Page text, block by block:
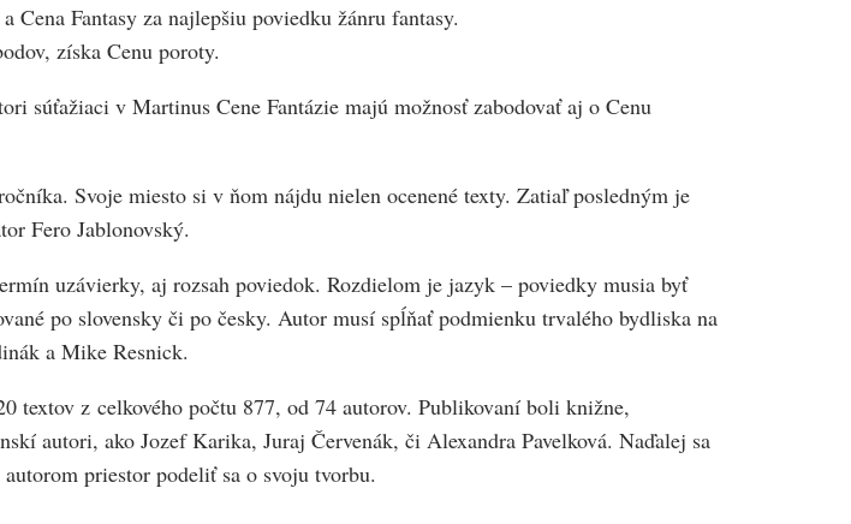
Fantasy za najlepšiu poviedku žánru fantasy.
získa Cenu poroty.
súťažiaci v Martinus Cene Fantázie majú možnosť zabodovať aj o Cenu
Svoje miesto si v ňom nájdu nielen ocenené texty. Zatiaľ posledným je
Fero Jablonovský.
uzávierky, aj rozsah poviedok. Rozdielom je jazyk – poviedky musia byť
po slovensky či po česky. Autor musí spĺňať podmienku trvalého bydliska na
a Mike Resnick.
textov z celkového počtu 877, od 74 autorov. Publikovaní boli knižne,
autori, ako Jozef Karika, Juraj Červenák, či Alexandra Pavelková. Naďalej sa
priestor podeliť sa o svoju tvorbu.